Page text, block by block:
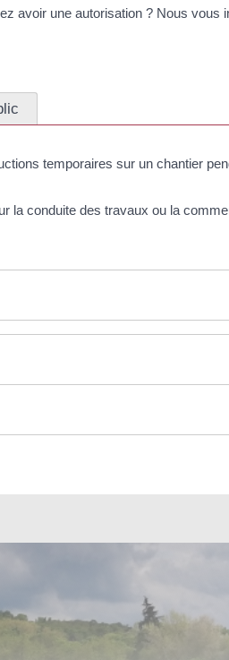
avoir une autorisation ? Nous vous
temporaires sur un chantier
conduite des travaux ou la